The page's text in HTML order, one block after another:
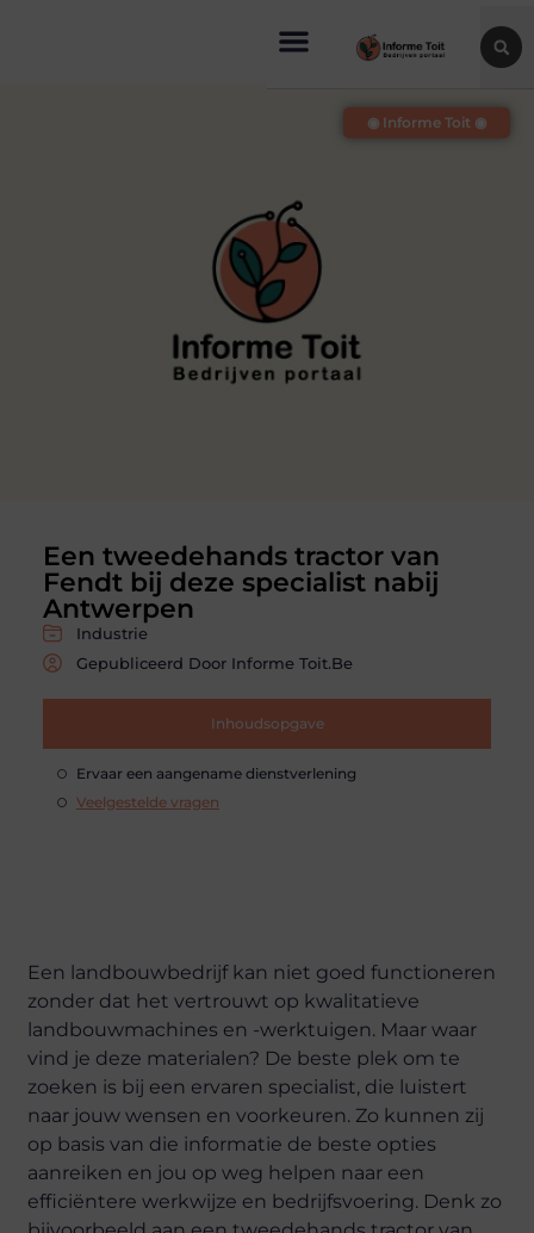
Een tweedehands tractor van
Fendt bij deze specialist nabij
Antwerpen
Industrie
Gepubliceerd Door Informe Toit.be
Inhoudsopgave
Ervaar een aangename dienstverlening
Veelgestelde vragen
◉ Informe Toit ◉
Een landbouwbedrijf kan niet goed functioneren
zonder dat het vertrouwt op kwalitatieve
landbouwmachines en -werktuigen. Maar waar
vind je deze materialen? De beste plek om te
zoeken is bij een ervaren specialist, die luistert
naar jouw wensen en voorkeuren. Zo kunnen zij
op basis van die informatie de beste opties
aanreiken en jou op weg helpen naar een
efficiëntere werkwijze en bedrijfsvoering. Denk zo